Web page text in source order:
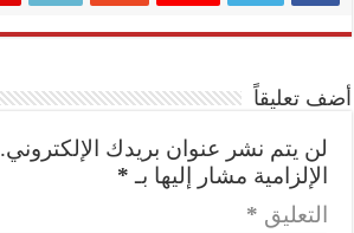
أضف تعليقاً
لن يتم نشر عنوان بريدك الإلكتروني.
الإلزامية مشار إليها بـ *
التعليق *